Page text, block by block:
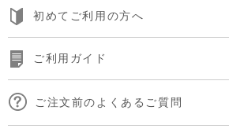
初めてご利用の方へ
ご利用ガイド
ご注文前のよくあるご質問